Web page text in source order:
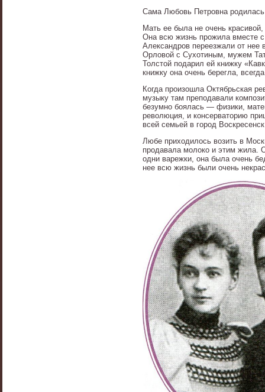
Сама Любовь Петровна
Мать ее была не очень
Она всю жизнь прожила вместе
Александров переезжали от нее
Орловой с Сухотиным, мужем
Толстой подарил ей книжку
книжку она очень берегла,
Когда произошла Октябрьская
музыку там преподавали
безумно боялась — физики,
революция, и консерваторию
всей семьей в город
Любе приходилось возить в
продавала молоко и этим жила.
одни варежки, она была очень
нее всю жизнь были очень